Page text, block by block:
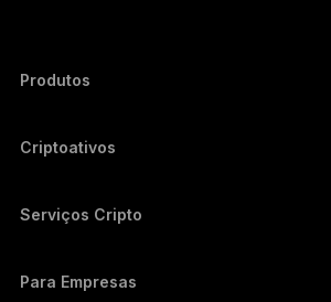
简体中文
العربية
Produtos
Hardware Wallet
Ledger Stax
Ledger Nano Classics
Criptoativos
Carteira de Ethereum
Carteira de Cardano
Serviços Cripto
Comprar cripto
Para Empresas